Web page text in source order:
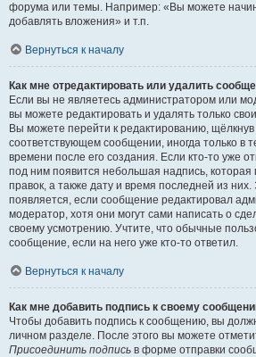
форума или темы. Например: «Вы можете
добавлять вложения» и т.п.
Вернуться к началу
Как мне отредактировать или удалить
Если вы не являетесь администратором или
вы можете редактировать и удалять только
Вы можете перейти к редактированию, щёлкнув
соответствующем сообщении, иногда только в
времени после его создания. Если кто-то уже
под ним появится небольшая надпись, которая
правок, а также дату и время последней из
появляется, если сообщение редактировал
модератор, хотя они могут сами написать о
своему усмотрению. Учтите, что обычные
сообщение, если на него уже кто-то ответил.
Вернуться к началу
Как мне добавить подпись к своему
Чтобы добавить подпись к сообщению, вы
личном разделе. После этого вы можете
Присоединить подпись в форме отправки